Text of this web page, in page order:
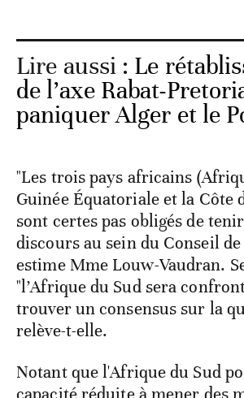
Lire aussi : Le
de l’axe Rabat-
paniquer Alger et le
"Les trois pays africains
Guinée Équatoriale et la Côte
sont certes pas obligés de
discours au sein du Conseil
estime Mme Louw-Vaudran.
"l’Afrique du Sud sera
trouver un consensus sur la
relève-t-elle.
Notant que l'Afrique du Sud
capacité réduite à mener des